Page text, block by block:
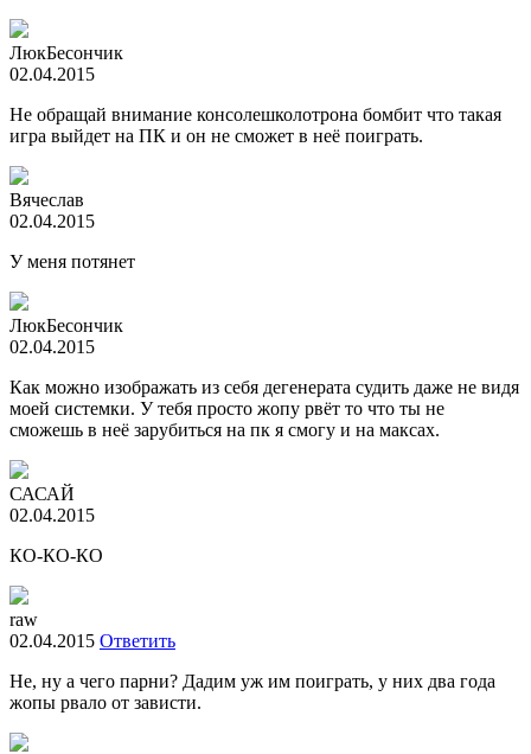
ЛюкБесончик
02.04.2015
Не обращай внимание консолешколотрона бомбит что такая
игра выйдет на ПК и он не сможет в неё поиграть.
Вячеслав
02.04.2015
У меня потянет
ЛюкБесончик
02.04.2015
Как можно изображать из себя дегенерата судить даже не видя
моей системки. У тебя просто жопу рвёт то что ты не
сможешь в неё зарубиться на пк я смогу и на максах.
САСАЙ
02.04.2015
КО-КО-КО
raw
02.04.2015 Ответить
Не, ну а чего парни? Дадим уж им поиграть, у них два года
жопы рвало от зависти.